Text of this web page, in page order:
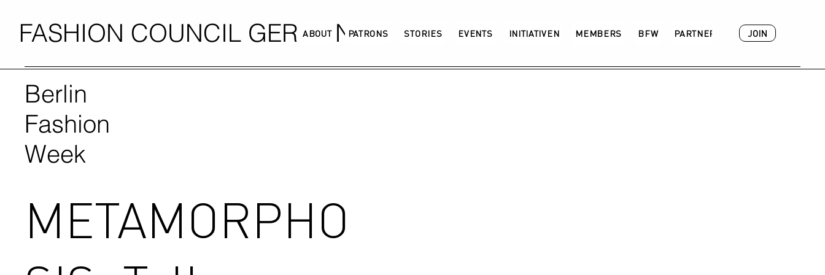
FASHION COUNCIL GERMANY
ABOUT PATRONS STORIES EVENTS INITIATIVEN MEMBERS BFW PARTNER ACADEMY
JOIN
Berlin
Fashion
Week
METAMORPHO